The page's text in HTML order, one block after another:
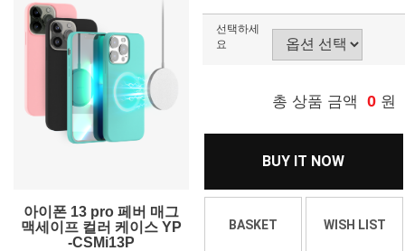
아이폰 13 pro 페버 매그
맥세이프 컬러 케이스 YP
-CSMi13P
선택하세
요
총 상품 금액 0 원
BUY IT NOW
BASKET WISH LIST